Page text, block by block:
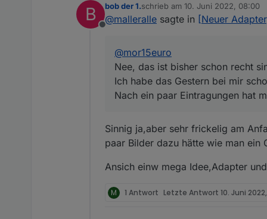
momentan von mir alleine
schalten und lesen zu
an Widgets über die Zeit
Bei Fragen/Bugreports/
Hier noch ein paar
Ich habe das Gestern bei
Nach ein paar
B
Offline
bob der 1.schrieb am 10. Juni 2022, 08:00
zuletzt editiert von
@malleralle sagte in [Neuer
@mor15euro
Nee, das ist bisher schon recht
Ich habe das Gestern bei mir
Nach ein paar Eintragungen hat
Sinnig ja,aber sehr frickelig am
paar Bilder dazu hätte wie man ein
Ansich einw mega Idee,Adapter
M 1 Antwort Letzte Antwort 10. Juni 2022,